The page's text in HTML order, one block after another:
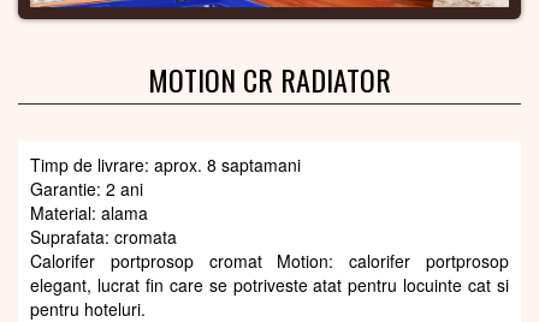
MOTION CR RADIATOR
Timp de livrare: aprox. 8 saptamani
Garantie: 2 ani
Material: alama
Suprafata: cromata
Calorifer portprosop cromat Motion: calorifer portprosop
elegant, lucrat fin care se potriveste atat pentru locuinte cat si
pentru hoteluri.